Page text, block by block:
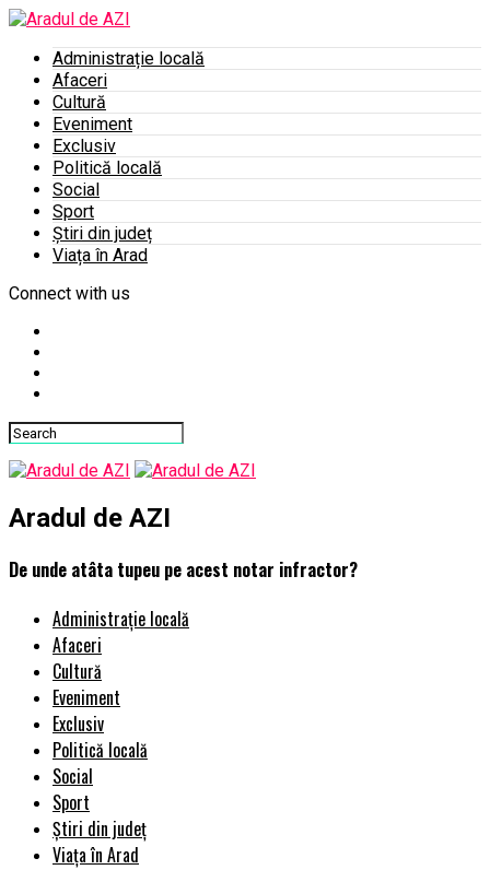
Administrație locală
Afaceri
Cultură
Eveniment
Exclusiv
Politică locală
Social
Sport
Știri din județ
Viața în Arad
Connect with us
Aradul de AZI
De unde atâta tupeu pe acest notar infractor?
Administrație locală
Afaceri
Cultură
Eveniment
Exclusiv
Politică locală
Social
Sport
Știri din județ
Viața în Arad